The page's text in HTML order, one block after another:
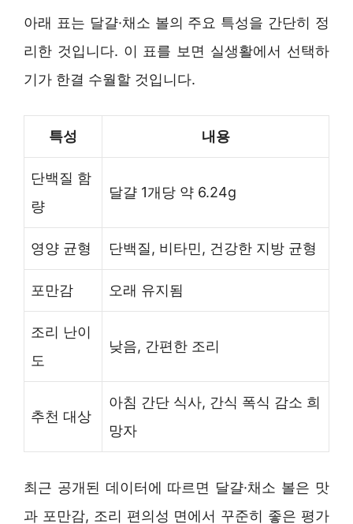
아래 표는 달걀·채소 볼의 주요 특성을 간단히 정
리한 것입니다. 이 표를 보면 실생활에서 선택하
기가 한결 수월할 것입니다.
특성 내용
단백질 함
량
달걀 1개당 약 6.24g
영양 균형 단백질, 비타민, 건강한 지방 균형
포만감 오래 유지됨
조리 난이
도
낮음, 간편한 조리
추천 대상
아침 간단 식사, 간식 폭식 감소 희
망자
최근 공개된 데이터에 따르면 달걀·채소 볼은 맛
과 포만감, 조리 편의성 면에서 꾸준히 좋은 평가